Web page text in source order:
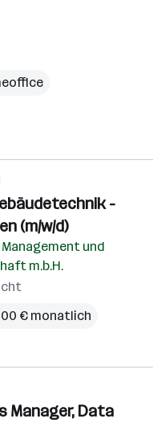
-
(m/w/d)
und
m.b.H.
€ monatlich
Manager, Data